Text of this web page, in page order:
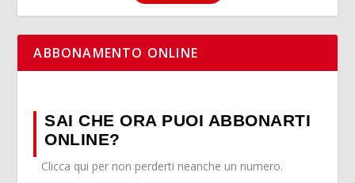
ABBONAMENTO ONLINE
SAI CHE ORA PUOI ABBONARTI
ONLINE?
Clicca qui per non perderti neanche un numero.